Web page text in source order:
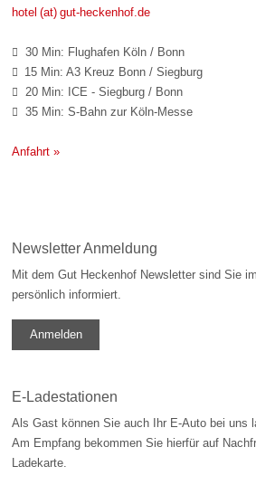
hotel (at) gut-heckenhof.de
 30 Min: Flughafen Köln / Bonn
 15 Min: A3 Kreuz Bonn / Siegburg
 20 Min: ICE - Siegburg / Bonn
 35 Min: S-Bahn zur Köln-Messe
Anfahrt »
Newsletter Anmeldung
Mit dem Gut Heckenhof Newsletter sind Sie
persönlich informiert.
Anmelden
E-Ladestationen
Als Gast können Sie auch Ihr E-Auto bei uns
Am Empfang bekommen Sie hierfür auf
Ladekarte.